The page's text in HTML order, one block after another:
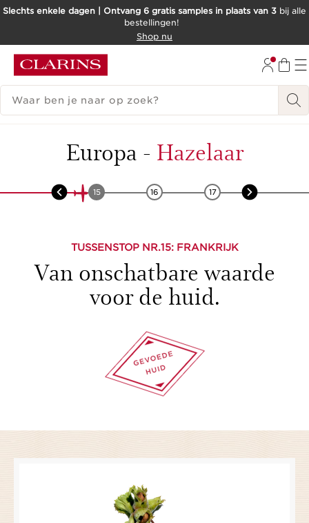
DOORGAAN NAAR INHOUD
Slechts enkele dagen | Ontvang 6 gratis samples in plaats van 3 bij alle
bestellingen!
Shop nu
ZOEKGESCHIEDENIS
Europa - Hazelaar
14 15 16 17 18
TUSSENSTOP NR.15: FRANKRIJK
Van onschatbare waarde
voor de huid.